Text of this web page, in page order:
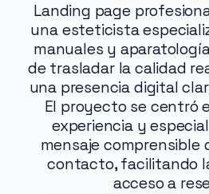
Landing page
una esteticista
manuales y
de trasladar la calidad
una presencia digital
El proyecto se centró
experiencia y
mensaje comprensible
contacto, facilitando
acceso a